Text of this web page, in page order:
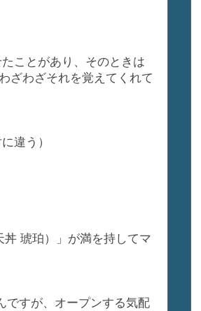
ことがあり、そのときは
ざわざそれを覚えてくれて
違う）
丼 琥珀）」が満を持してマ
ですが、オープンする気配